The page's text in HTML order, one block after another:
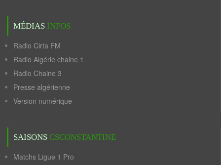
MÉDIAS INFOS
Radio Cirta FM
Radio Algérie chaine 1
Radio Chaine 3
Presse algérienne
Version numérique
SAISONS CSCONSTANTINE
Matchs Ligue 1 Pro